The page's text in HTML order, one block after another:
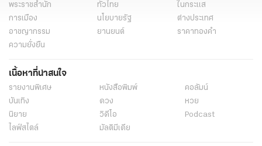
พระราชสำนัก ทั่วไทย
ในกระแส
การเมือง
นโยบายรัฐ
ต่างประเทศ
อาชญากรรม
ยานยนต์
ราคาทองคำ
ความยั่งยืน
เนื้อหาที่น่าสนใจ
รายงานพิเศษ หนังสือพิมพ์
คอลัมน์
บันเทิง
ดวง
หวย
นิยาย
วิดีโอ
Podcast
ไลฟ์สไตล์
มัลติมีเดีย